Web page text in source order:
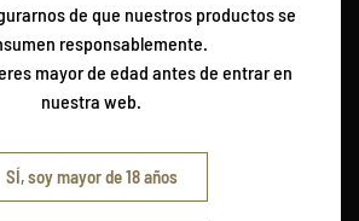
km
CONTACTO
BLOG
FAQS
de que nuestros productos se
responsablemente.
mayor de edad antes de entrar en
nuestra web.
SÍ, soy mayor de 18 años